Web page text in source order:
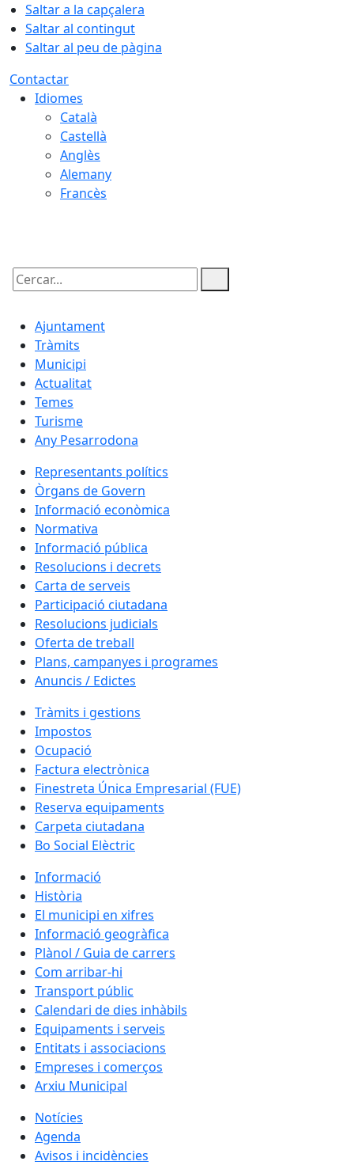
Saltar a la capçalera
Saltar al contingut
Saltar al peu de pàgina
Contactar
Idiomes
Català
Castellà
Anglès
Alemany
Francès
Cercar:
Ajuntament
Tràmits
Municipi
Actualitat
Temes
Turisme
Any Pesarrodona
Representants polítics
Òrgans de Govern
Informació econòmica
Normativa
Informació pública
Resolucions i decrets
Carta de serveis
Participació ciutadana
Resolucions judicials
Oferta de treball
Plans, campanyes i programes
Anuncis / Edictes
Tràmits i gestions
Impostos
Ocupació
Factura electrònica
Finestreta Única Empresarial (FUE)
Reserva equipaments
Carpeta ciutadana
Bo Social Elèctric
Informació
Història
El municipi en xifres
Informació geogràfica
Plànol / Guia de carrers
Com arribar-hi
Transport públic
Calendari de dies inhàbils
Equipaments i serveis
Entitats i associacions
Empreses i comerços
Arxiu Municipal
Notícies
Agenda
Avisos i incidències